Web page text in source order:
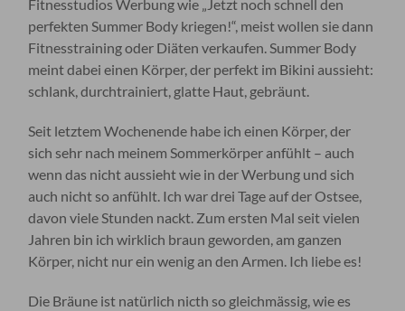
Fitnesstudios Werbung wie „Jetzt noch schnell den
perfekten Summer Body kriegen!“, meist wollen sie dann
Fitnesstraining oder Diäten verkaufen. Summer Body
meint dabei einen Körper, der perfekt im Bikini aussieht:
schlank, durchtrainiert, glatte Haut, gebräunt.
Seit letztem Wochenende habe ich einen Körper, der
sich sehr nach meinem Sommerkörper anfühlt – auch
wenn das nicht aussieht wie in der Werbung und sich
auch nicht so anfühlt. Ich war drei Tage auf der Ostsee,
davon viele Stunden nackt. Zum ersten Mal seit vielen
Jahren bin ich wirklich braun geworden, am ganzen
Körper, nicht nur ein wenig an den Armen. Ich liebe es!
Die Bräune ist natürlich nicth so gleichmässig, wie es